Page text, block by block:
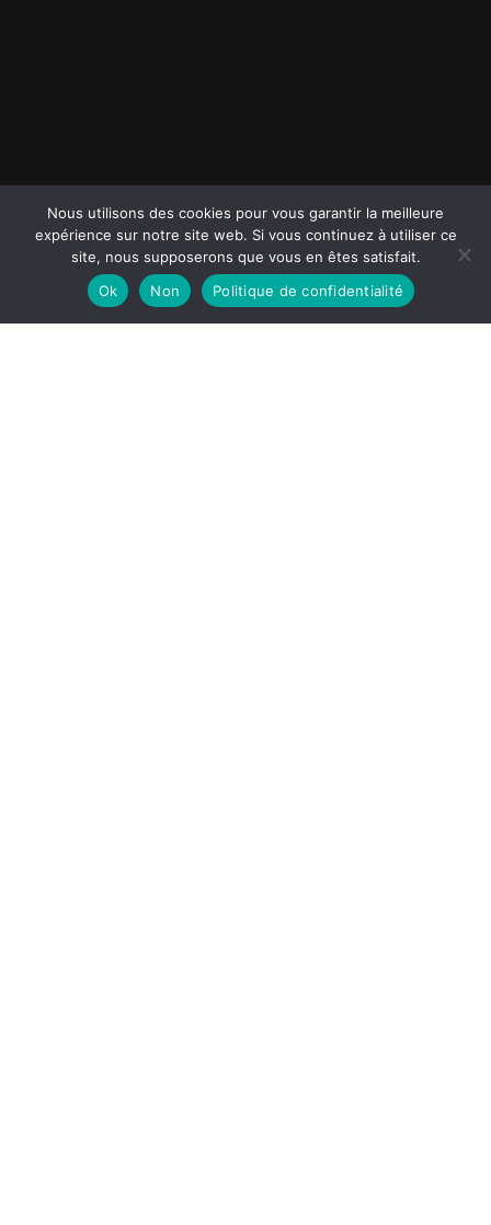
Nous utilisons des cookies pour vous garantir la meilleure
expérience sur notre site web. Si vous continuez à utiliser ce
site, nous supposerons que vous en êtes satisfait.
Ok
Non Politique de confidentialité